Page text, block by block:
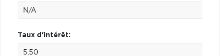
Taux d'intérêt: